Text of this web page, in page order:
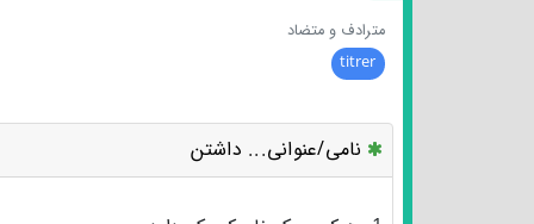
مترادف و متضاد
titrer
نامی/عنوانی... داشتن